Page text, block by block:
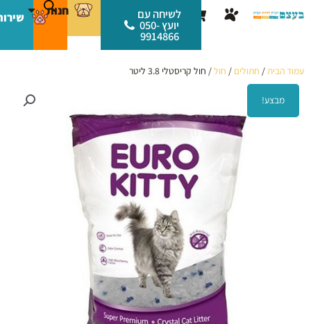
לתוכן
עגלת
קניות
לשיחה עם
יועץ 050-
9914866
חנות
עמוד הבית/ חתולים / חול/ חול קריסטלי 3.8 ליטר
מבצע!